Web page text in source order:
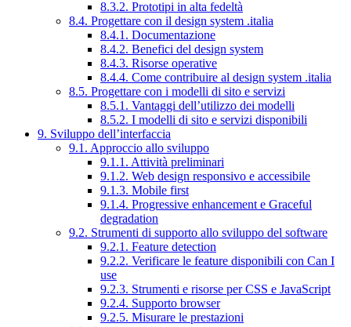
8.3.2. Prototipi in alta fedeltà
8.4. Progettare con il design system .italia
8.4.1. Documentazione
8.4.2. Benefici del design system
8.4.3. Risorse operative
8.4.4. Come contribuire al design system .italia
8.5. Progettare con i modelli di sito e servizi
8.5.1. Vantaggi dell’utilizzo dei modelli
8.5.2. I modelli di sito e servizi disponibili
9. Sviluppo dell’interfaccia
9.1. Approccio allo sviluppo
9.1.1. Attività preliminari
9.1.2. Web design responsivo e accessibile
9.1.3. Mobile first
9.1.4. Progressive enhancement e Graceful
degradation
9.2. Strumenti di supporto allo sviluppo del software
9.2.1. Feature detection
9.2.2. Verificare le feature disponibili con Can I
use
9.2.3. Strumenti e risorse per CSS e JavaScript
9.2.4. Supporto browser
9.2.5. Misurare le prestazioni